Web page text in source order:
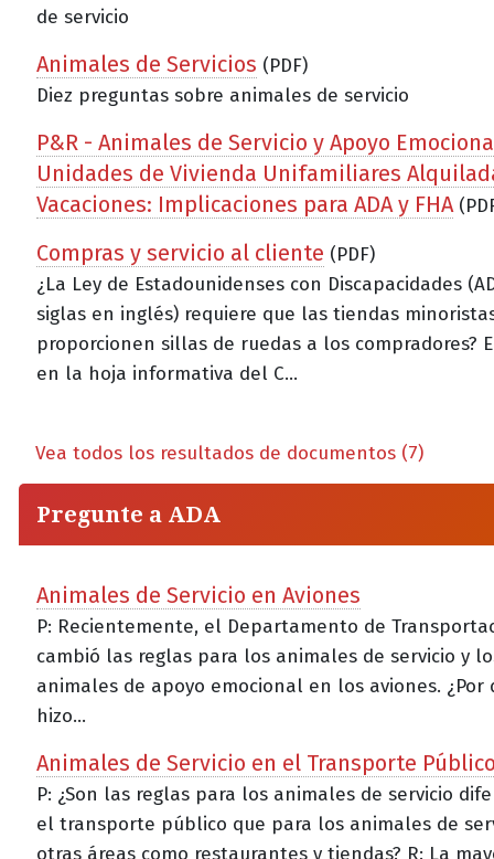
de servicio
Animales de Servicios (PDF)
Diez preguntas sobre animales de servicio
P&R - Animales de Servicio y Apoyo
Unidades de Vivienda Unifamiliares
Vacaciones: Implicaciones para ADA y FHA
Compras y servicio al cliente (PDF)
¿La Ley de Estadounidenses con Discapacidades
siglas en inglés) requiere que las tiendas
proporcionen sillas de ruedas a los compradores?
en la hoja informativa del C...
Vea todos los resultados de documentos (7)
Pregunte a ADA
Animales de Servicio en Aviones
P: Recientemente, el Departamento de
cambió las reglas para los animales de servicio y
animales de apoyo emocional en los aviones. ¿Por
hizo...
Animales de Servicio en el Transporte
P: ¿Son las reglas para los animales de servicio
el transporte público que para los animales de
otras áreas como restaurantes y tiendas? R: La